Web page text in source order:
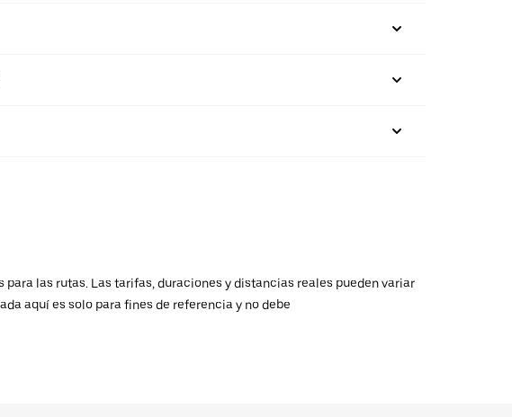
las rutas. Las tarifas, duraciones y distancias reales pueden variar
aquí es solo para fines de referencia y no debe